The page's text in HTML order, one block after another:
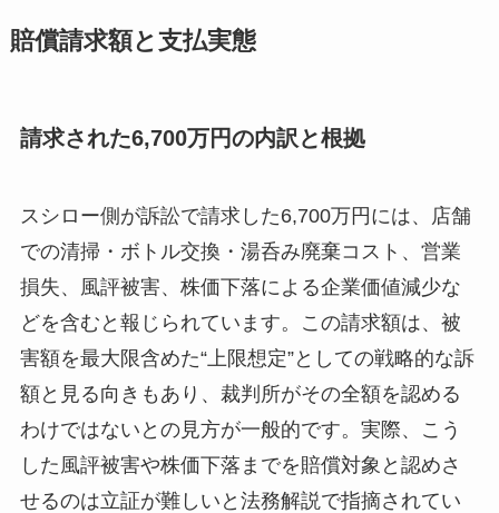
賠償請求額と支払実態
請求された6,700万円の内訳と根拠
スシロー側が訴訟で請求した6,700万円には、店舗
での清掃・ボトル交換・湯呑み廃棄コスト、営業
損失、風評被害、株価下落による企業価値減少な
どを含むと報じられています。この請求額は、被
害額を最大限含めた“上限想定”としての戦略的な訴
額と見る向きもあり、裁判所がその全額を認める
わけではないとの見方が一般的です。実際、こう
した風評被害や株価下落までを賠償対象と認めさ
せるのは立証が難しいと法務解説で指摘されてい